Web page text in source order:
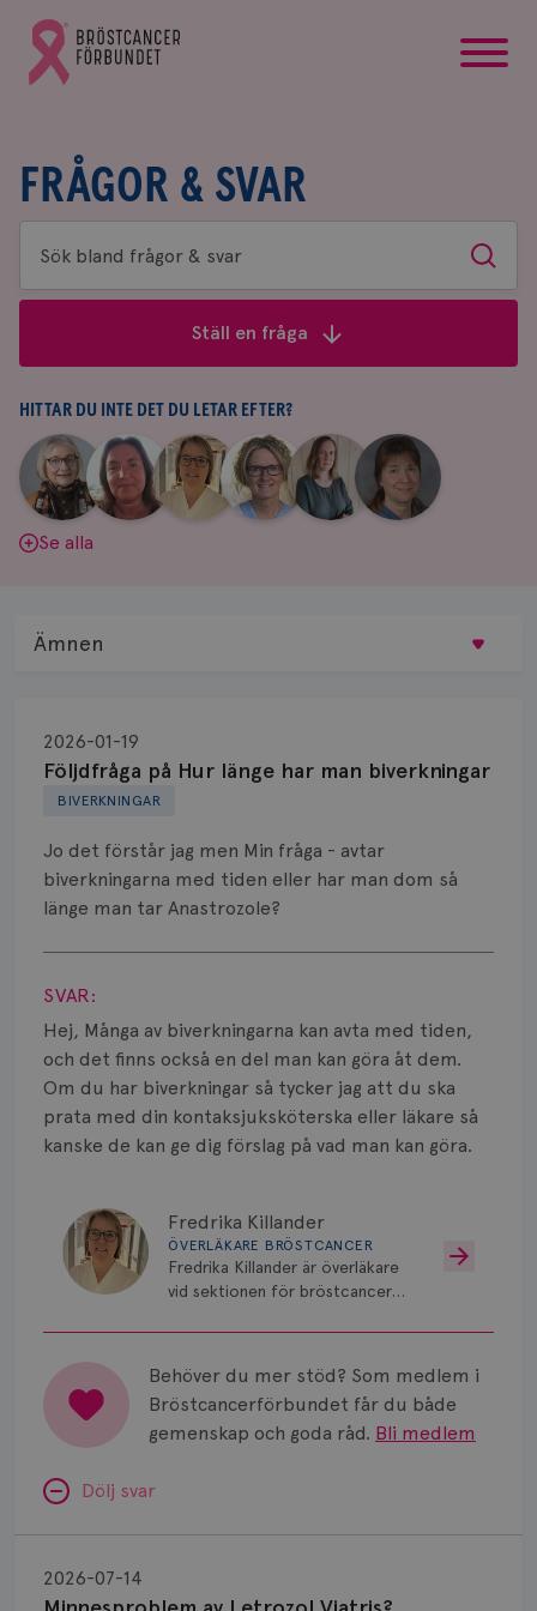
Gå
till
Bröstcancerförbundets
FRÅGOR & SVAR
Sök
bland
&
svar
Sök
Ställ en fråga
HITTAR DU INTE DET DU LETAR EFTER?
Aina
Johnsson
|
Anne
Andersson
Fredrika
Killander
|
Jeanette
Bäcklund
|
Maria
Edegran
|
Yvette
Andersson
Se alla
BIVERKNINGAR
Följdfråga på Hur länge har man biverkningar
2026-01-19
Jo det förstår jag men Min fråga - avtar
biverkningarna med tiden eller har man dom så
länge man tar Anastrozole?
Visa svar
SVAR:
Hej, Många av biverkningarna kan avta med tiden,
och det finns också en del man kan göra åt dem.
Om du har biverkningar så tycker jag att du ska
prata med din kontaksjuksköterska eller läkare så
kanske de kan ge dig förslag på vad man kan göra.
Fredrika Killander
ÖVERLÄKARE BRÖSTCANCER
Fredrika Killander är överläkare
vid sektionen för bröstcancer
Malmö/Lund.
Behöver du mer stöd? Som medlem i
Bröstcancerförbundet får du både
gemenskap och goda råd. Bli medlem
Dölj svar
2026-07-14
Letrozol
Ämnen
Biopsi
Biverkningar
Bröstvårta
Knöl
Typ av bröstcancer
Smärta
Prognos
Spridd bröstcancer
Strålning
Vätska